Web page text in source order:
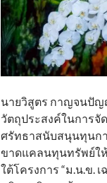
นายวิสูตร กาญจนปัญ
วัตถุประสงค์ในการจั
ศรัทธาสนับสนุนทุนก
ขาดแคลนทุนทรัพย์ใ
ใต้โครงการ “ม.น.ข.